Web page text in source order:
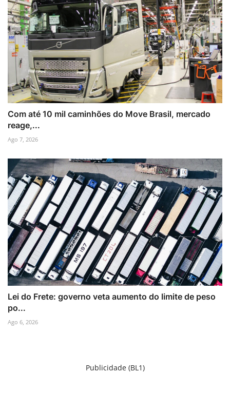
Com até 10 mil caminhões do Move Brasil, mercado
reage,...
Ago 7, 2026
Lei do Frete: governo veta aumento do limite de peso
po...
Ago 6, 2026
Publicidade (BL1)